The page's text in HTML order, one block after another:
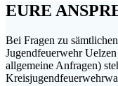
EURE
Bei Fragen zu
Jugendfeuerwehr
allgemeine Anfragen)